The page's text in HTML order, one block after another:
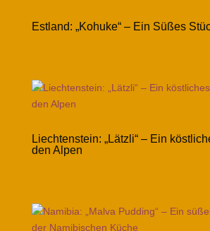
Estland: „Kohuke“ – Ein Süßes
Liechtenstein: „Lätzli“ – Ein
den Alpen